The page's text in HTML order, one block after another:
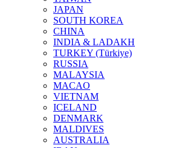
JAPAN
SOUTH KOREA
CHINA
INDIA & LADAKH
TURKEY (Türkiye)
RUSSIA
MALAYSIA
MACAO
VIETNAM
ICELAND
DENMARK
MALDIVES
AUSTRALIA